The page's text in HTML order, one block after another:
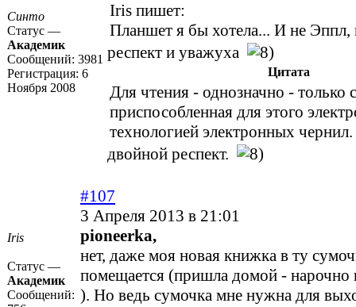
Синто
Статус —
Академик
Сообщений: 3981
Регистрация: 6
Ноября 2008
Iris пишет:
Планшет я бы хотела... И не
респект и уважуха
Цитата
Для чтения - однозначно - только
приспособленная для этого
технологией электронных чернил.
двойной респект.
Iris
Статус —
Академик
Сообщений:
#107
3 Апреля 2013 в 21:01
pioneerka,
нет, даже моя новая книжка в ту
помещается (пришла домой - нарочно
). Но ведь сумочка мне нужна для